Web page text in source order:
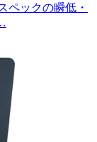
ペックの瞬低・